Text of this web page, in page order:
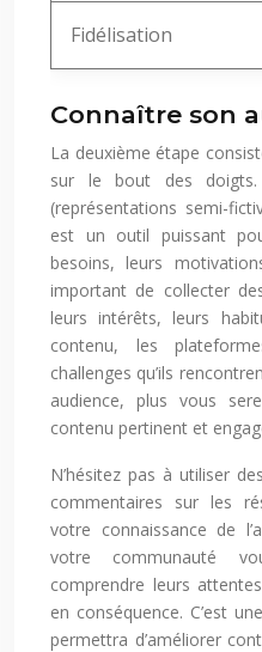
Fidélisation
Connaître son
La deuxième étape
sur le bout des
(représentations semi-
est un outil puissant
besoins, leurs
important de collecter
leurs intérêts, leurs
contenu, les
challenges qu’ils
audience, plus vous
contenu pertinent et
N’hésitez pas à utiliser
commentaires sur les
votre connaissance de
votre communauté
comprendre leurs
en conséquence. C’est
permettra d’améliorer